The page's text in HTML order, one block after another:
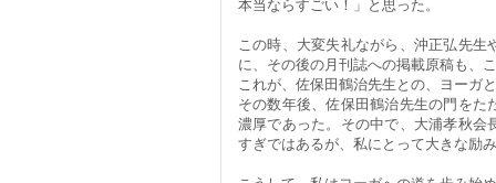
本当ならすごい！」と思った。
この時、大変失礼ながら、沖正弘先
に、その後の月刊誌への掲載原稿も、
これが、佐保田鶴治先生との、ヨーガ
その数年後、佐保田鶴治先生の門を
濃厚であった。その中で、大浦孝秋会
すぎではあるが、私にとって大きな励